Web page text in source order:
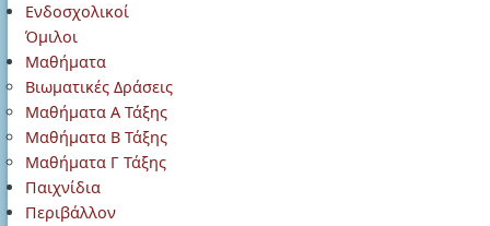
Ενδοσχολικοί
Όμιλοι
Μαθήματα
Βιωματικές Δράσεις
Μαθήματα Α Τάξης
Μαθήματα Β Τάξης
Μαθήματα Γ Τάξης
Παιχνίδια
Περιβάλλον